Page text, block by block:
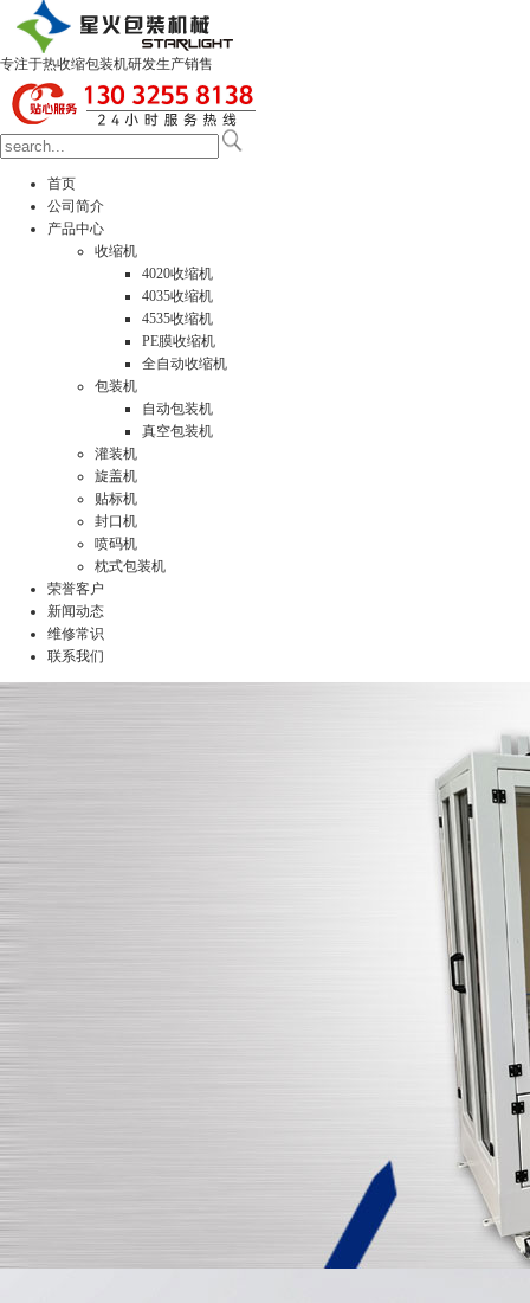
专注于热收缩包装机研发生产销售
首页
公司简介
产品中心
收缩机
4020收缩机
4035收缩机
4535收缩机
PE膜收缩机
全自动收缩机
包装机
自动包装机
真空包装机
灌装机
旋盖机
贴标机
封口机
喷码机
枕式包装机
荣誉客户
新闻动态
维修常识
联系我们